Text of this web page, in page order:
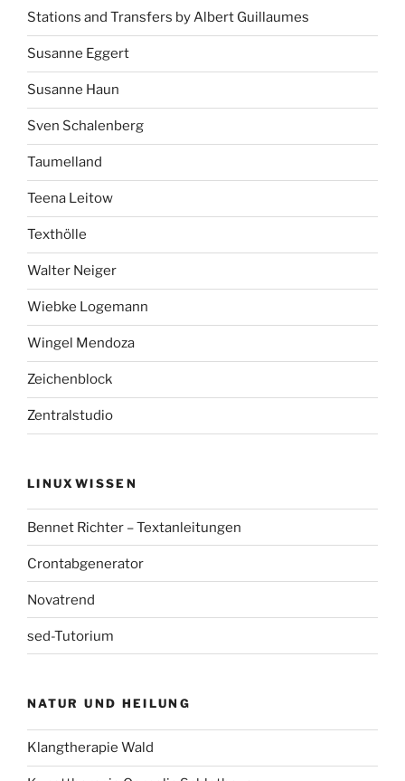
Stations and Transfers by Albert Guillaumes
Susanne Eggert
Susanne Haun
Sven Schalenberg
Taumelland
Teena Leitow
Texthölle
Walter Neiger
Wiebke Logemann
Wingel Mendoza
Zeichenblock
Zentralstudio
LINUXWISSEN
Bennet Richter – Textanleitungen
Crontabgenerator
Novatrend
sed-Tutorium
NATUR UND HEILUNG
Klangtherapie Wald